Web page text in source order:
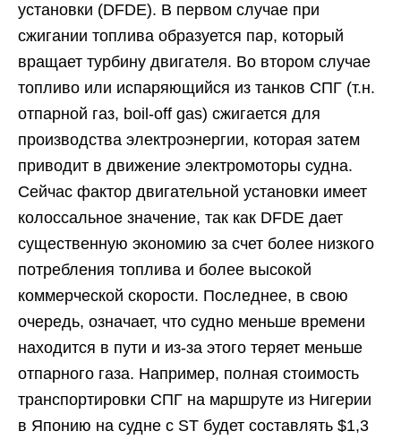
установки (DFDE). В первом случае при
сжигании топлива образуется пар, который
вращает турбину двигателя. Во втором случае
топливо или испаряющийся из танков СПГ (т.н.
отпарной газ, boil-off gas) сжигается для
производства электроэнергии, которая затем
приводит в движение электромоторы судна.
Сейчас фактор двигательной установки имеет
колоссальное значение, так как DFDE дает
существенную экономию за счет более низкого
потребления топлива и более высокой
коммерческой скорости. Последнее, в свою
очередь, означает, что судно меньше времени
находится в пути и из-за этого теряет меньше
отпарного газа. Например, полная стоимость
транспортировки СПГ на маршруте из Нигерии
в Японию на судне с ST будет составлять $1,3